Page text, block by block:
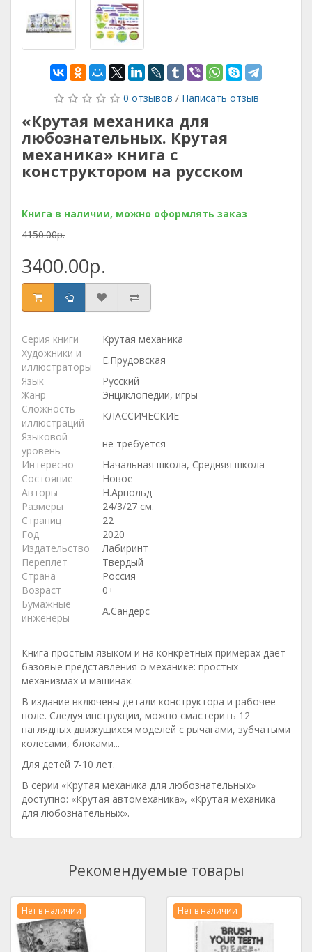
0 отзывов / Написать отзыв
«Крутая механика для
любознательных. Крутая
механика» книга с
конструктором на русском
Книга в наличии, можно оформлять заказ
4150.00р.
3400.00р.
Серия книги
Крутая механика
Художники и
иллюстраторы
Е.Прудовская
Язык
Русский
Жанр
Энциклопедии, игры
Сложность
иллюстраций
КЛАССИЧЕСКИЕ
Языковой
уровень
не требуется
Интересно
Начальная школа, Средняя школа
Состояние
Новое
Авторы
Н.Арнольд
Размеры
24/3/27 см.
Страниц
22
Год
2020
Издательство
Лабиринт
Переплет
Твердый
Страна
Россия
Возраст
0+
Бумажные
инженеры
А.Сандерс
Книга простым языком и на конкретных примерах дает
базовые представления о механике: простых
механизмах и машинах.
В издание включены детали конструктора и рабочее
поле. Следуя инструкции, можно смастерить 12
наглядных движущихся моделей с рычагами, зубчатыми
колесами, блоками...
Для детей 7-10 лет.
В серии «Крутая механика для любознательных»
доступно: «Крутая автомеханика», «Крутая механика
для любознательных».
Рекомендуемые товары
Нет в наличии Нет в наличии